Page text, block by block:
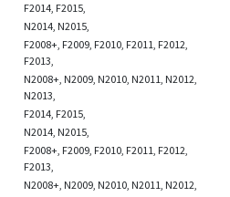
F2014, F2015,
N2014, N2015,
F2008+, F2009, F2010, F2011, F2012,
F2013,
N2008+, N2009, N2010, N2011, N2012,
N2013,
F2014, F2015,
N2014, N2015,
F2008+, F2009, F2010, F2011, F2012,
F2013,
N2008+, N2009, N2010, N2011, N2012,